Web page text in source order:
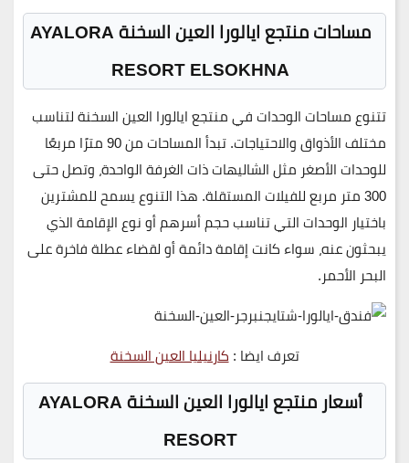
مساحات منتجع ايالورا العين السخنةAYALORA
RESORT ELSOKHNA
تتنوع مساحات الوحدات في منتجع ايالورا العين السخنة لتناسب
مختلف الأذواق والاحتياجات. تبدأ المساحات من90 مترًا
مربعًا
للوحدات الأصغر مثل الشاليهات ذات الغرفة الواحدة، وتصل حتى
300 متر
مربع للفيلات المستقلة. هذا التنوع يسمح للمشترين
باختيار الوحدات التي تناسب حجم أسرهم أو نوع الإقامة الذي
يبحثون عنه، سواء كانت إقامة دائمة أو لقضاء عطلة فاخرة على
البحر الأحمر.
تعرف ايضا :كارنيليا العين السخنة
أسعار منتجع ايالورا العين السخنةAYALORA
RESORT